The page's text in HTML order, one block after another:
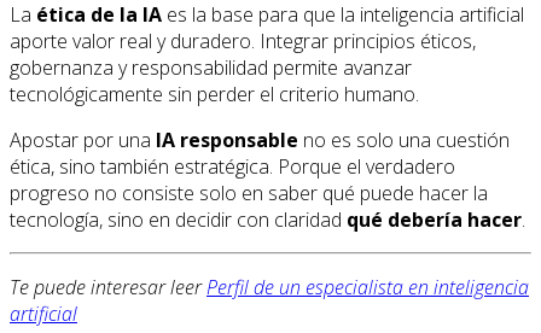
La ética de la IA es la base para que la inteligencia artificial
aporte valor real y duradero. Integrar principios éticos,
gobernanza y responsabilidad permite avanzar
tecnológicamente sin perder el criterio humano.
Apostar por una IA responsable no es solo una cuestión
ética, sino también estratégica. Porque el verdadero
progreso no consiste solo en saber qué puede hacer la
tecnología, sino en decidir con claridad qué debería hacer.
Te puede interesar leerPerfil de un especialista en inteligencia
artificial